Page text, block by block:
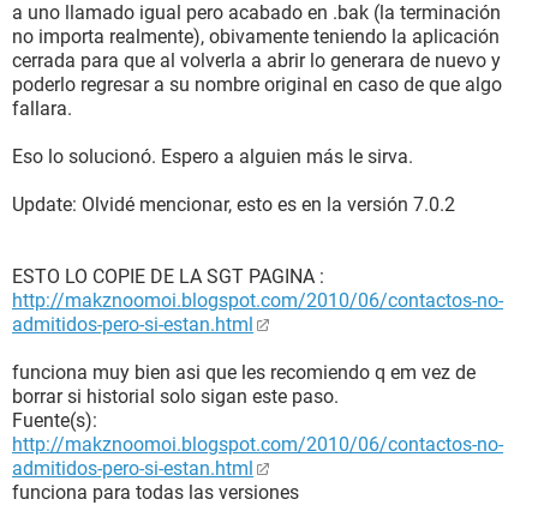
a uno llamado igual pero acabado en .bak (la terminación
no importa realmente), obivamente teniendo la aplicación
cerrada para que al volverla a abrir lo generara de nuevo y
poderlo regresar a su nombre original en caso de que algo
fallara.
Eso lo solucionó. Espero a alguien más le sirva.
Update: Olvidé mencionar, esto es en la versión 7.0.2
ESTO LO COPIE DE LA SGT PAGINA :
http://makznoomoi.blogspot.com/2010/06/contactos-no-
admitidos-pero-si-estan.html
funciona muy bien asi que les recomiendo q em vez de
borrar si historial solo sigan este paso.
Fuente(s):
http://makznoomoi.blogspot.com/2010/06/contactos-no-
admitidos-pero-si-estan.html
funciona para todas las versiones